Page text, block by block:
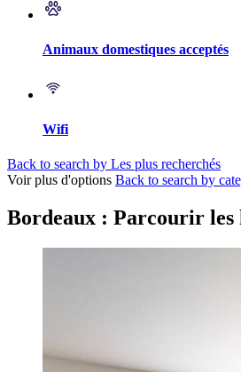
Animaux domestiques acceptés
Wifi
Back to search by Les plus recherchés
Voir plus d'options Back to search by
Bordeaux : Parcourir les